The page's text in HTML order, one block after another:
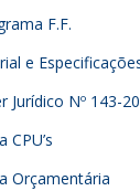
F.F.
e
Jurídico Nº 143-
CPU’s
Orçamentária